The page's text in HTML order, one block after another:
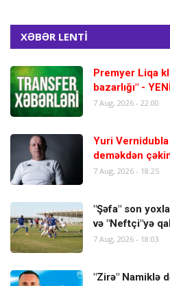
XƏBƏR LENTİ
Premyer Liqa
bazarlığı" -
7 Aug, 2026 - 22:00
Yuri
deməkdən
7 Aug, 2026 - 18:25
"Şəfa" son
və "Neftçi"yə
7 Aug, 2026 - 18:03
"Zirə" Namiklə